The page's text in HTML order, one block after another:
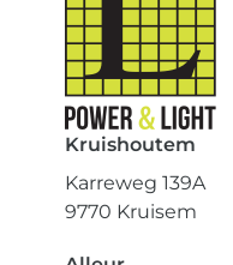
Kruishoutem
Karreweg 139A
9770 Kruisem